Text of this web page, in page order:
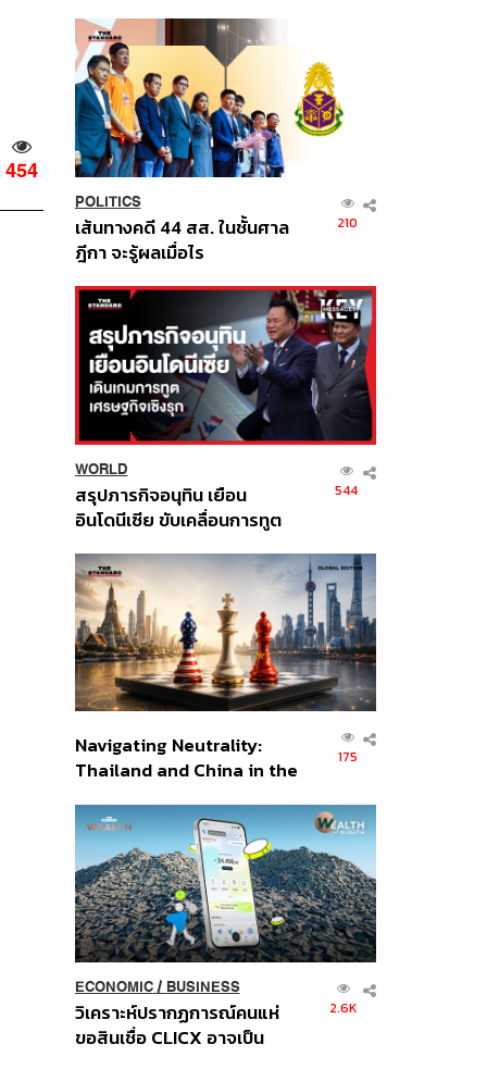
454
POLITICS
เส้นทางคดี 44 สส. ในชั้นศาล
ฎีกา จะรู้ผลเมื่อไร
210
WORLD
สรุปภารกิจอนุทิน เยือน
อินโดนีเซีย ขับเคลื่อนการทูต
ส่วนยุทธศาสตร์ไทย –
อินโดนีเซีย
544
Navigating Neutrality:
Thailand and China in the
Order
175
ECONOMIC/ BUSINESS
วิเคราะห์ปรากฏการณ์คนแห่
ขอสินเชื่อ CLICX อาจเป็น
2.6K